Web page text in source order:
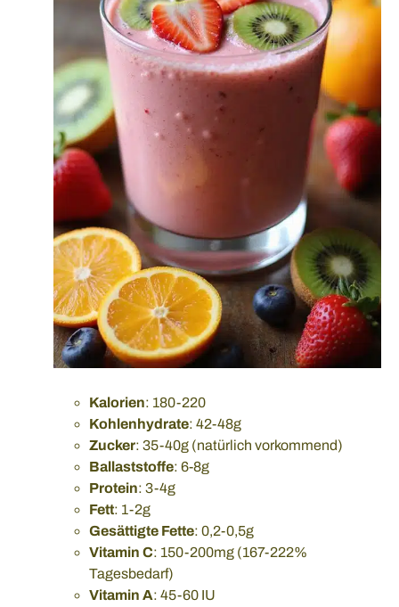
Kalorien: 180-220
Kohlenhydrate: 42-48g
Zucker: 35-40g (natürlich vorkommend)
Ballaststoffe: 6-8g
Protein: 3-4g
Fett: 1-2g
Gesättigte Fette: 0,2-0,5g
Vitamin C: 150-200mg (167-222%
Tagesbedarf)
Vitamin A: 45-60 IU